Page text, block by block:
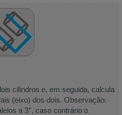
cilindros e, em seguida, calcula
(eixo) dos dois. Observação:
a 3°, caso contrário o